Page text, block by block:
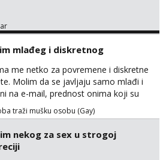
mlađeg i diskretnog
me netko za povremene i diskretne
Molim da se javljaju samo mlađi i
na e-mail, prednost onima koji su
iskustvo mi je nebitno. Higijena i
su mi na prvom mjestu,
držim do izgleda, sportski sam
traži mušku osobu (Gay)
nekog za sex u strogoj